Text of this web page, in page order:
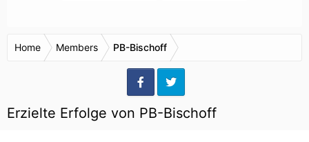
Home Members PB-Bischoff
Erzielte Erfolge von PB-Bischoff